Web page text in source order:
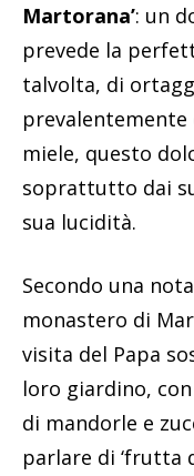
Martorana’: un
prevede la
talvolta, di
miele, questo
soprattutto dai
sua lucidità.
Secondo una
monastero di
visita del Papa
loro giardino,
di mandorle e
parlare di ‘frutta